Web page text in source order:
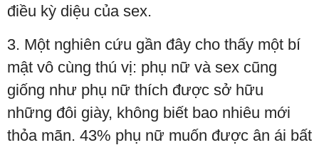
điều kỳ diệu của sex.
3. Một nghiên cứu gần đây cho thấy một bí
mật vô cùng thú vị: phụ nữ và sex cũng
giống như phụ nữ thích được sở hữu
những đôi giày, không biết bao nhiêu mới
thỏa mãn. 43% phụ nữ muốn được ân ái bất